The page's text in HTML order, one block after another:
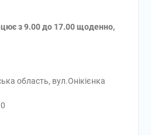
з 9.00 до 17.00 щоденно,
область, вул.Онікієнка